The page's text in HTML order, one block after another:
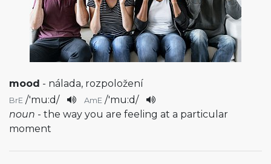
mood - nálada, rozpoložení
BrE /'mu:d/ AmE /'mu:d/
noun - the way you are feeling at a particular
moment